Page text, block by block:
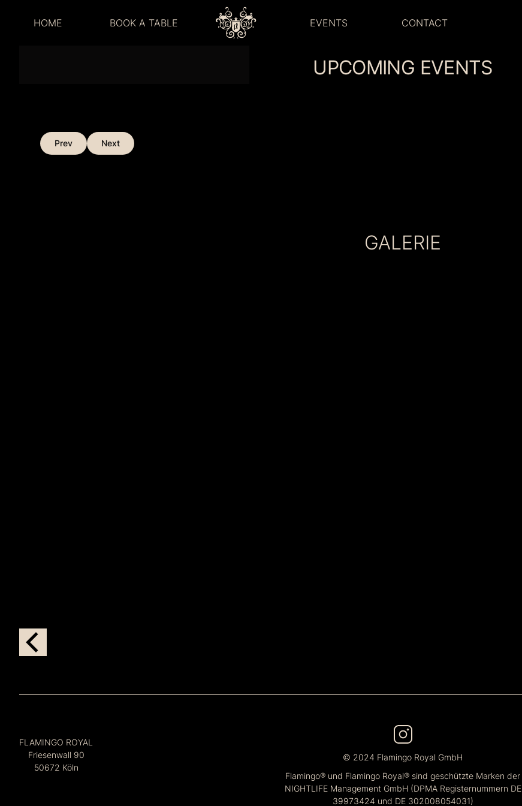
HOME BOOK A TABLE EVENTS CONTACT
LADIES NIGHT
UPCOMING EVENTS
Prev Next
GALERIE
FLAMINGO ROYAL
Friesenwall 90
50672 Köln
© 2024 Flamingo Royal GmbH
Flamingo® und Flamingo Royal® sind geschützte Marken der
NIGHTLIFE Management GmbH (DPMA Registernummern DE
39973424 und DE 302008054031)